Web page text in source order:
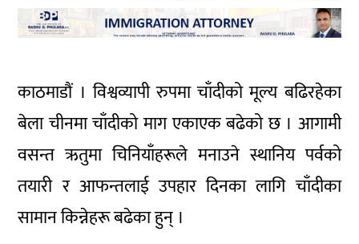
काठमाडौं । विश्वव्यापी रुपमा चाँदीको मूल्य बढिरहेका
बेला चीनमा चाँदीको माग एकाएक बढेको छ । आगामी
वसन्त ऋतुमा चिनियाँहरूले मनाउने स्थानिय पर्वको
तयारी र आफन्तलाई उपहार दिनका लागि चाँदीका
सामान किन्नेहरू बढेका हुन् ।